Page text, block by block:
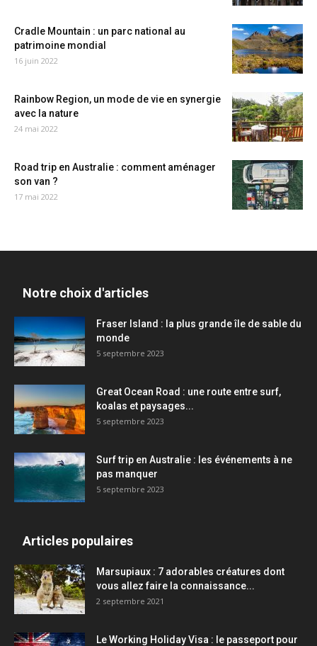
Cradle Mountain : un parc national au
patrimoine mondial
16 juin 2022
Rainbow Region, un mode de vie en synergie
avec la nature
24 mai 2022
Road trip en Australie : comment aménager
son van ?
17 mai 2022
Notre choix d'articles
Fraser Island : la plus grande île de sable du
monde
5 septembre 2023
Great Ocean Road : une route entre surf,
koalas et paysages...
5 septembre 2023
Surf trip en Australie : les événements à ne
pas manquer
5 septembre 2023
Articles populaires
Marsupiaux : 7 adorables créatures dont
vous allez faire la connaissance...
2 septembre 2021
Le Working Holiday Visa : le passeport pour